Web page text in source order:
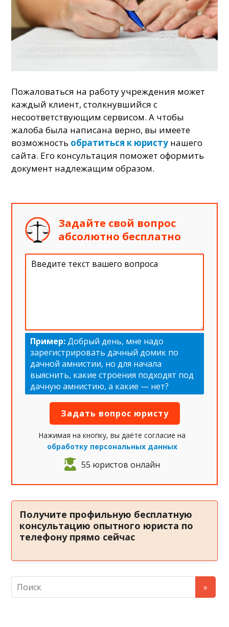
Пожаловаться на работу учреждения может
каждый клиент, столкнувшийся с
несоответствующим сервисом. А чтобы
жалоба была написана верно, вы имеете
возможность обратиться к юристу нашего
сайта. Его консультация поможет оформить
документ надлежащим образом.
Задайте свой вопрос
абсолютно бесплатно
Пример:Добрый день, мне надо
зарегистрировать дачный домик по
дачной амнистии, но для начала
выяснить, какие строения подходят под
дачную амнистию, а какие — нет?
Нажимая на кнопку, вы даёте согласие на
обработку персональных данных
55 юристов онлайн
Получите профильную бесплатную
консультацию опытного юриста по
телефону прямо сейчас